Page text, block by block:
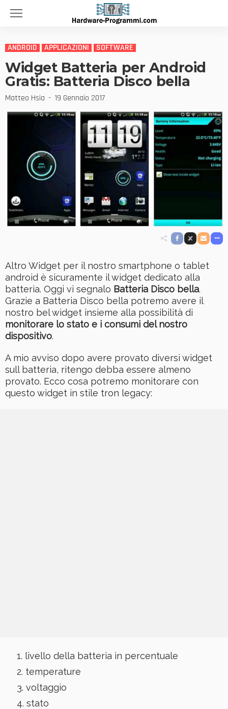
ANDROID APPLICAZIONI SOFTWARE
Widget Batteria per Android
Gratis: Batteria Disco bella
Matteo Hsia 19 Gennaio 2017
Altro Widget per il nostro smartphone o tablet
android è sicuramente il widget dedicato alla
batteria. Oggi vi segnalo Batteria Disco bella.
Grazie a Batteria Disco bella potremo avere il
nostro bel widget insieme alla possibilità di
monitorare lo stato e i consumi del nostro
dispositivo.
A mio avviso dopo avere provato diversi widget
sull batteria, ritengo debba essere almeno
provato. Ecco cosa potremo monitorare con
questo widget in stile tron legacy:
livello della batteria in percentuale
temperature
voltaggio
stato